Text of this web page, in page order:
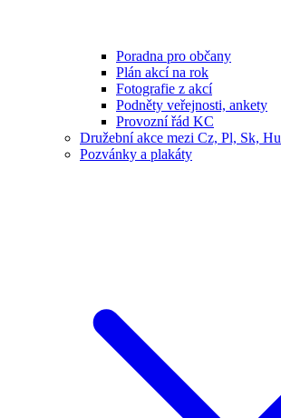
Poradna pro občany
Plán akcí na rok
Fotografie z akcí
Podněty veřejnosti, ankety
Provozní řád KC
Družební akce mezi Cz, Pl, Sk, Hu
Pozvánky a plakáty